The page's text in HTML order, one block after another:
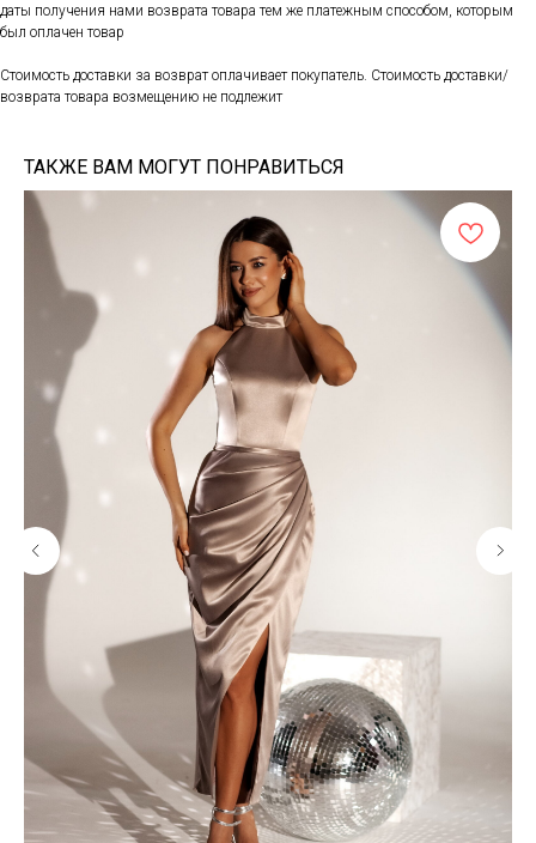
даты получения нами возврата товара тем же платежным способом, которым
был оплачен товар
Стоимость доставки за возврат оплачивает покупатель. Стоимость доставки/
возврата товара возмещению не подлежит
ТАКЖЕ ВАМ МОГУТ ПОНРАВИТЬСЯ